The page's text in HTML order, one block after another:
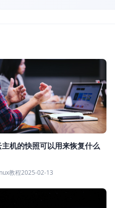
主机的快照可以用来恢复什么
教程2025-02-13